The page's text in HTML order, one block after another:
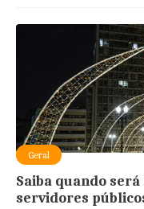
Geral
Saiba quando
servidores